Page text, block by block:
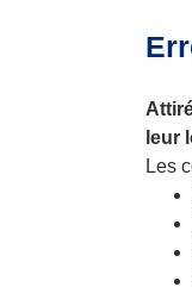
leur
Les